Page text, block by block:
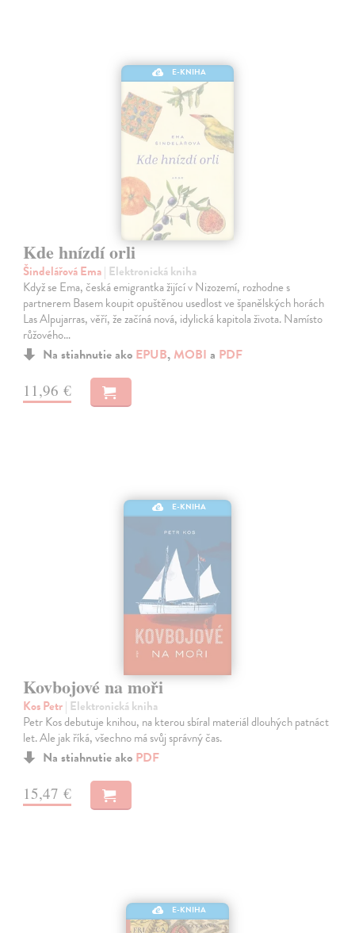
E-KNIHA
Kde hnízdí orli
Šindelářová Ema| Elektronická kniha
Když se Ema, česká emigrantka žijící v Nizozemí, rozhodne s
partnerem Basem koupit opuštěnou usedlost ve španělských horách
Las Alpujarras, věří, že začíná nová, idylická kapitola života. Namísto
růžového…
Na stiahnutie ako EPUB, MOBI a PDF
11,96 €
E-KNIHA
Kovbojové na moři
Kos Petr| Elektronická kniha
Petr Kos debutuje knihou, na kterou sbíral materiál dlouhých patnáct
let. Ale jak říká, všechno má svůj správný čas.
Na stiahnutie ako PDF
15,47 €
E-KNIHA